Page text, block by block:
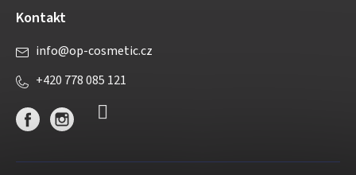
Kontakt
info@op-cosmetic.cz
+420 778 085 121